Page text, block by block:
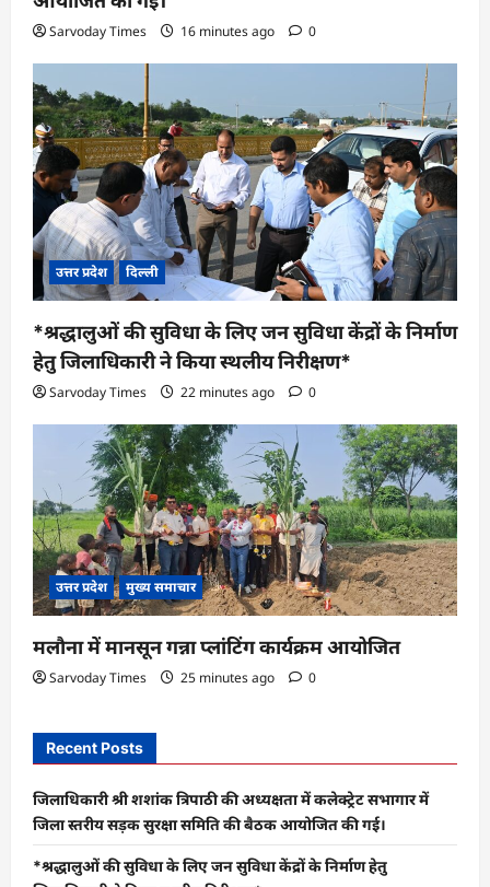
Sarvoday Times 16 minutes ago 0
उत्तर प्रदेश दिल्ली
*श्रद्धालुओं की सुविधा के लिए जन सुविधा केंद्रों के निर्माण
हेतु जिलाधिकारी ने किया स्थलीय निरीक्षण*
Sarvoday Times 22 minutes ago 0
उत्तर प्रदेश मुख्य समाचार
मलौना में मानसून गन्ना प्लांटिंग कार्यक्रम आयोजित
Sarvoday Times 25 minutes ago 0
Recent Posts
जिलाधिकारी श्री शशांक त्रिपाठी की अध्यक्षता में कलेक्ट्रेट सभागार में
जिला स्तरीय सड़क सुरक्षा समिति की बैठक आयोजित की गई।
*श्रद्धालुओं की सुविधा के लिए जन सुविधा केंद्रों के निर्माण हेतु